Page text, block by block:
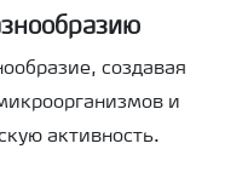
создавая
и
активность.